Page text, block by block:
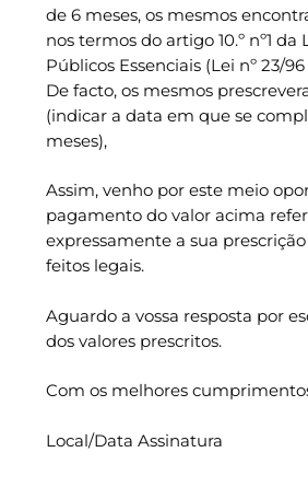
de 6 meses, os mesmos
nos termos do artigo 10.º nº1 da
Públicos Essenciais (Lei nº 23/
De facto, os mesmos
(indicar a data em que se
meses),
Assim, venho por este meio
pagamento do valor acima
expressamente a sua
feitos legais.
Aguardo a vossa resposta por
dos valores prescritos.
Com os melhores
Local/Data Assinatura